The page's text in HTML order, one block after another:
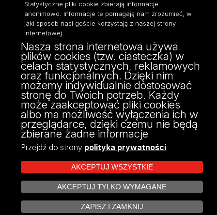
Dostępność
ul. POW 3/5,
90-255 Łódź
tel: 42/635 53 56
fax: 42/635 50 32
Projekt Multiportalu UŁ współfinansowany z funduszy Unii Europejskiej w
ramach konkursu NCBR
Statystyczne pliki cookie zbierają informacje
anonimowo. Informacje te pomagają nam zrozumieć, w
jaki sposób nasi goście korzystają z naszej strony
internetowej.
Nasza strona internetowa używa
plików cookies (tzw. ciasteczka) w
celach statystycznych, reklamowych
oraz funkcjonalnych. Dzięki nim
możemy indywidualnie dostosować
stronę do Twoich potrzeb. Każdy
może zaakceptować pliki cookies
albo ma możliwość wyłączenia ich w
przeglądarce, dzięki czemu nie będą
zbierane żadne informacje
Przejdź do strony polityka prywatności
AKCEPTUJ WSZYSTKIE
AKCEPTUJ TYLKO WYMAGANE
ZAPISZ I ZAMKNIJ
ZARZĄDZAJ COOKIES